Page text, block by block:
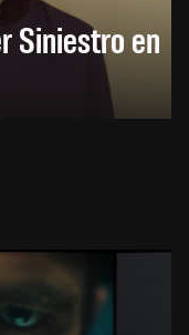
Siniestro en